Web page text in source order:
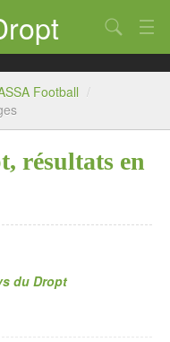
Chercher
Football /
résultats en
du Dropt